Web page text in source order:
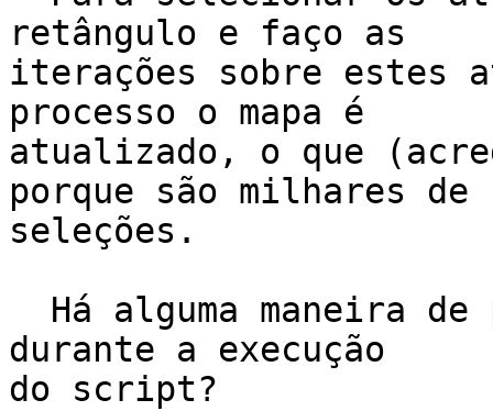
retângulo e faço as
iterações sobre estes
processo o mapa é
atualizado, o que
porque são milhares de
seleções.
durante a execução
do script?